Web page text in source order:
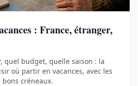
: France, étranger,
quel budget, quelle saison : la
où partir en vacances, avec les
créneaux.